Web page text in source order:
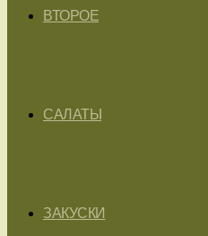
ВТОРОЕ
САЛАТЫ
ЗАКУСКИ